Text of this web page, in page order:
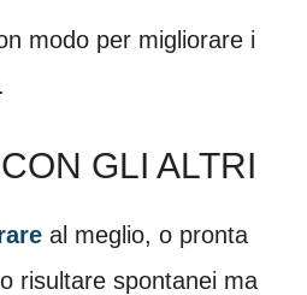
modo per migliorare i
GLI ALTRI
al meglio, o pronta
risultare spontanei ma